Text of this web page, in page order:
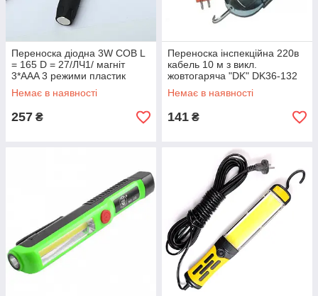
Переноска діодна 3W COB L
= 165 D = 27/ЛЧ1/ магніт
3*AAA 3 режими пластик
Немає в наявності
257 ₴
Переноска інспекційна 220в
кабель 10 м з викл.
жовтогаряча "DK" DK36-132
(25 шт./ясть)
Немає в наявності
141 ₴